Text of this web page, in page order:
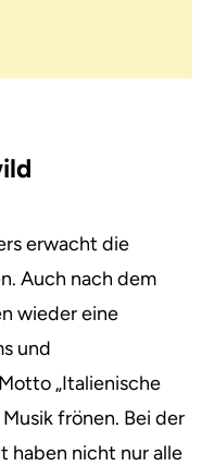
erwacht die
Auch nach dem
wieder eine
und
„Italienische
frönen. Bei der
haben nicht nur alle